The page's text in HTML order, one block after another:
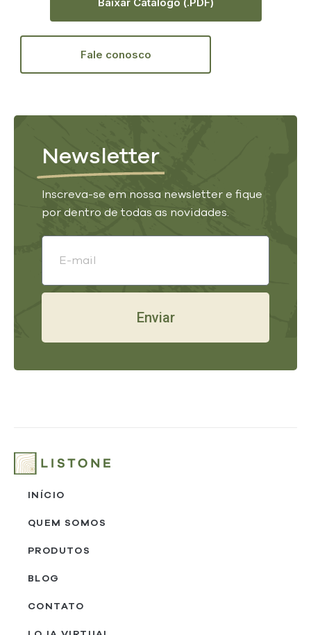
Fale conosco
Newsletter
Inscreva-se em nossa newsletter e fique
por dentro de todas as novidades.
Enviar
INÍCIO
QUEM SOMOS
PRODUTOS
BLOG
CONTATO